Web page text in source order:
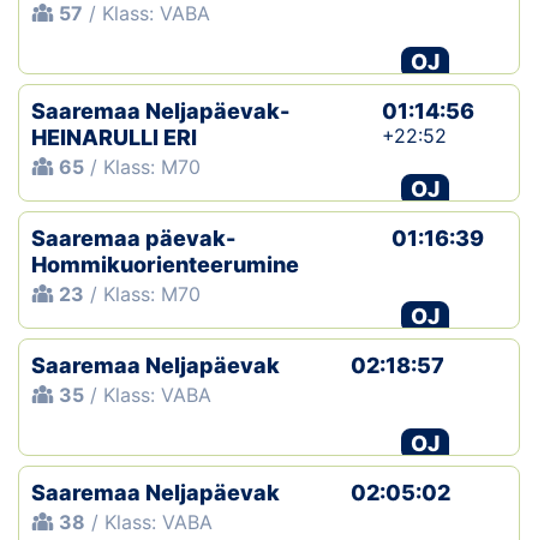
57 / Klass: VABA
OJ
Saaremaa Neljapäevak-
HEINARULLI ERI
65 / Klass: M70
01:14:56
+22:52
OJ
Saaremaa päevak-
Hommikuorienteerumine
23 / Klass: M70
01:16:39
OJ
Saaremaa Neljapäevak
35 / Klass: VABA
02:18:57
OJ
Saaremaa Neljapäevak
38 / Klass: VABA
02:05:02